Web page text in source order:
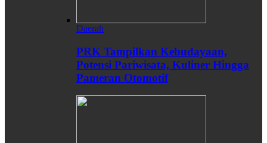
Daerah
PRK Tampilkan Kebudayaan,
Potensi Pariwisata, Kuliner Hingga
Pameran Otomotif